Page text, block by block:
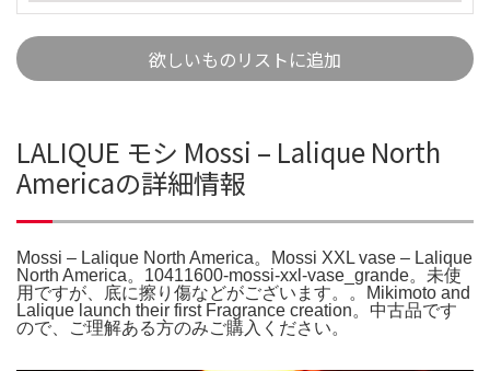
欲しいものリストに追加
LALIQUE モシ Mossi – Lalique North
Americaの詳細情報
Mossi – Lalique North America。Mossi XXL vase – Lalique
North America。10411600-mossi-xxl-vase_grande。未使
用ですが、底に擦り傷などがございます。。Mikimoto and
Lalique launch their first Fragrance creation。中古品です
ので、ご理解ある方のみご購入ください。